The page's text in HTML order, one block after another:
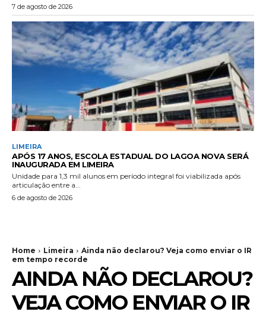
7 de agosto de 2026
LIMEIRA
APÓS 17 ANOS, ESCOLA ESTADUAL DO LAGOA NOVA SERÁ
INAUGURADA EM LIMEIRA
Unidade para 1,3 mil alunos em período integral foi viabilizada após
articulação entre a...
6 de agosto de 2026